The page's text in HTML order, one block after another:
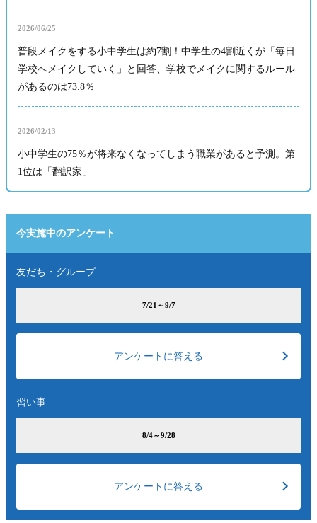
2026/06/25
普段メイクをする小中学生は約7割！中学生の4割近くが「毎日
学校へメイクしていく」と回答、学校でメイクに関するルール
があるのは73.8％
2026/02/13
小中学生の75％が将来なくなってしまう職業があると予測。第
1位は「翻訳家」
今実施中のアンケート
友だち・グループ
7/21～9/7
アンケートに答える
習い事
8/4～9/28
アンケートに答える